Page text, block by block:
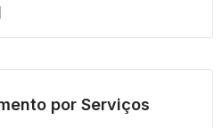
por Serviços